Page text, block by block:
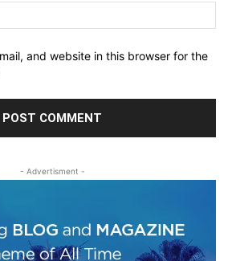
and website in this browser for the
- Advertisment -